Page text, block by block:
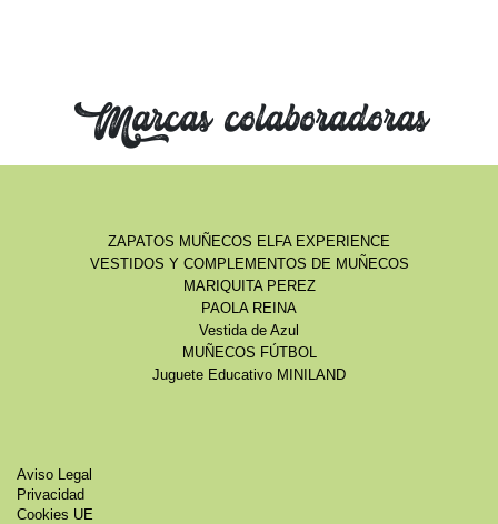
Marcas colaboradoras
ZAPATOS MUÑECOS ELFA EXPERIENCE
VESTIDOS Y COMPLEMENTOS DE MUÑECOS
MARIQUITA PEREZ
PAOLA REINA
Vestida de Azul
MUÑECOS FÚTBOL
Juguete Educativo MINILAND
Aviso Legal
Privacidad
Cookies UE